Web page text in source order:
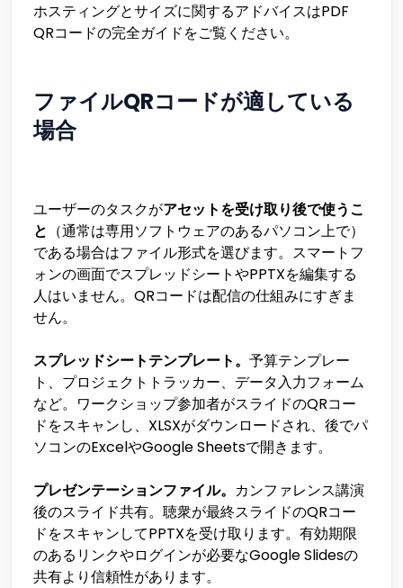
ホスティングとサイズに関するアドバイスはPDF
QRコードの完全ガイドをご覧ください。
ファイルQRコードが適している
場合
ユーザーのタスクがアセットを受け取り後で使うこ
と （通常は専用ソフトウェアのあるパソコン上で）
である場合はファイル形式を選びます。スマートフ
ォンの画面でスプレッドシートやPPTXを編集する
人はいません。QRコードは配信の仕組みにすぎま
せん。
スプレッドシートテンプレート。 予算テンプレー
ト、プロジェクトトラッカー、データ入力フォーム
など。ワークショップ参加者がスライドのQRコー
ドをスキャンし、XLSXがダウンロードされ、後でパ
ソコンのExcelやGoogle Sheetsで開きます。
プレゼンテーションファイル。 カンファレンス講演
後のスライド共有。聴衆が最終スライドのQRコー
ドをスキャンしてPPTXを受け取ります。有効期限
のあるリンクやログインが必要なGoogle Slidesの
共有より信頼性があります。